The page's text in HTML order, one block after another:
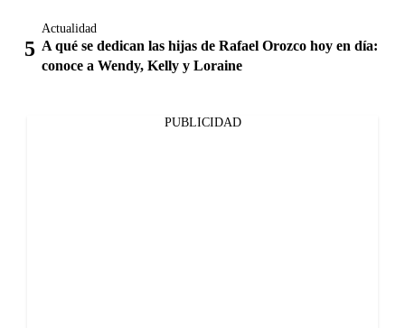
Actualidad
A qué se dedican las hijas de Rafael Orozco hoy en día:
conoce a Wendy, Kelly y Loraine
PUBLICIDAD